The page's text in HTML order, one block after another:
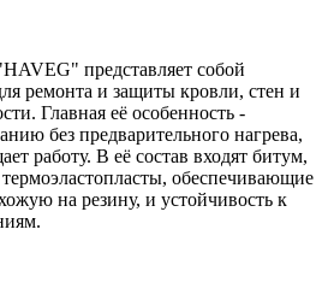
представляет собой
ремонта и защиты кровли, стен и
Главная её особенность -
без предварительного нагрева,
работу. В её состав входят битум,
обеспечивающие
на резину, и устойчивость к